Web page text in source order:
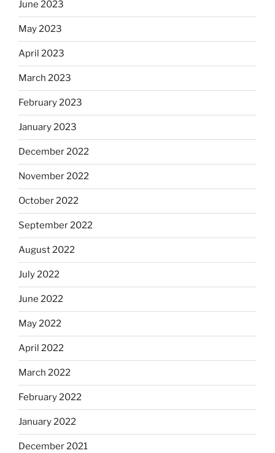
June 2023
May 2023
April 2023
March 2023
February 2023
January 2023
December 2022
November 2022
October 2022
September 2022
August 2022
July 2022
June 2022
May 2022
April 2022
March 2022
February 2022
January 2022
December 2021